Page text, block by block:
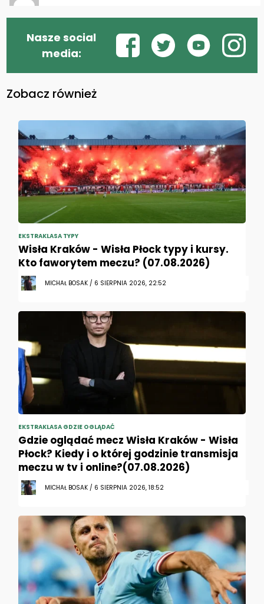
Nasze social
media:
Zobacz również
EKSTRAKLASA TYPY
Wisła Kraków - Wisła Płock typy i kursy.
Kto faworytem meczu? (07.08.2026)
MICHAŁ BOSAK / 6 SIERPNIA 2026, 22:52
EKSTRAKLASA GDZIE OGLĄDAĆ
Gdzie oglądać mecz Wisła Kraków - Wisła
Płock? Kiedy i o której godzinie transmisja
meczu w tv i online?(07.08.2026)
MICHAŁ BOSAK / 6 SIERPNIA 2026, 18:52